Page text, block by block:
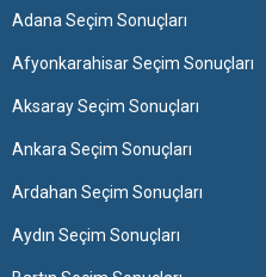
Adana Seçim Sonuçları
Afyonkarahisar Seçim Sonuçları
Aksaray Seçim Sonuçları
Ankara Seçim Sonuçları
Ardahan Seçim Sonuçları
Aydın Seçim Sonuçları